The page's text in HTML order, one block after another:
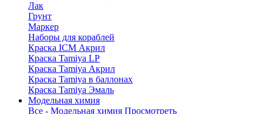
Лак
Грунт
Маркер
Наборы для кораблей
Краска ICM Акрил
Краска Tamiya LP
Краска Tamiya Акрил
Краска Tamiya в баллонах
Краска Tamiya Эмаль
Модельная химия
Все - Модельная химия Просмотреть